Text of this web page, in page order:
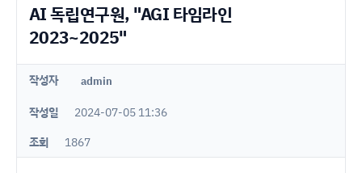
AI 독립연구원, "AGI 타임라인
2023~2025"
작성자 admin
작성일
2024-07-05 11:36
조회
1867